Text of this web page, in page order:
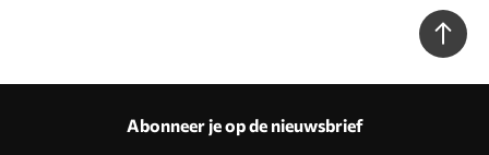
Abonneer je op de nieuwsbrief